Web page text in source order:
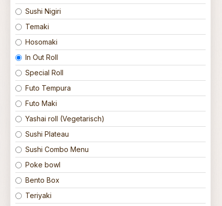
Sushi Nigiri
Temaki
Hosomaki
In Out Roll
Special Roll
Futo Tempura
Futo Maki
Yashai roll (Vegetarisch)
Sushi Plateau
Sushi Combo Menu
Poke bowl
Bento Box
Teriyaki